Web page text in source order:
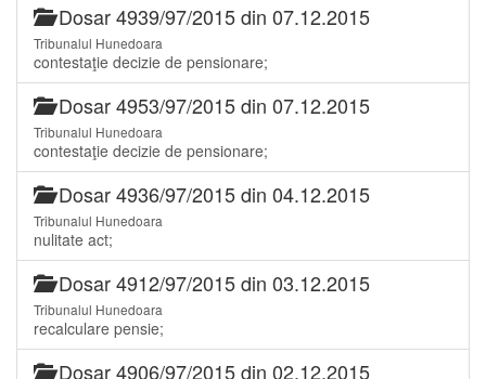
Dosar 4939/97/2015 din 07.12.2015
Tribunalul Hunedoara
contestaţie decizie de pensionare;
Dosar 4953/97/2015 din 07.12.2015
Tribunalul Hunedoara
contestaţie decizie de pensionare;
Dosar 4936/97/2015 din 04.12.2015
Tribunalul Hunedoara
nulitate act;
Dosar 4912/97/2015 din 03.12.2015
Tribunalul Hunedoara
recalculare pensie;
Dosar 4906/97/2015 din 02.12.2015